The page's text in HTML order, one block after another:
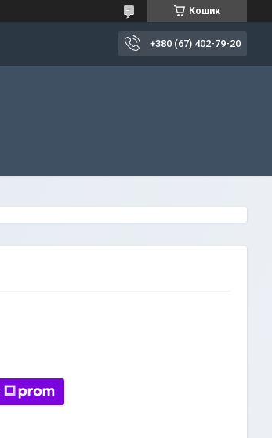
Кошик
+380 (67) 402-79-20